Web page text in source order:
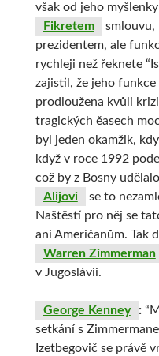
však od jeho
Fikretem
smlouvu,
prezidentem, ale
rychleji než řeknete
zajistil, že jeho
prodloužena kvůli
tragických ěasech
byl jeden okamžik, kdy
když v roce 1992
což by z Bosny
Alijovi
se to
Naštěstí pro něj se
ani Američanům. Tak
Warren Zimmerman
v Jugoslávii.
George Kenney :
setkání s
Izetbegovič se právě